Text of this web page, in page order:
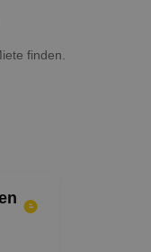
finden.